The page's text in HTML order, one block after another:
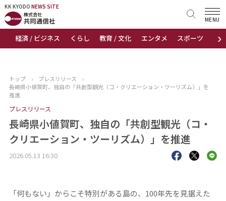
KK KYODO NEWS SITE
›
経済 / ビジネス くらし 教育 / 文化 エンタメ スポーツ 地域
MENU
KK KYODONEWS SITE
トップページ
ニュース
おすすめコンテンツ
出版物
トップ › プレスリリース
›
長崎県小値賀町、独自の「共創型観光（コ・クリエーション・ツーリズム）」を
推進
プレスリリース
長崎県小値賀町、独自の「共創型観光（コ・
クリエーション・ツーリズム）」を推進
2026.05.13 16:30
「何もない」からこそ特別がある島の、100年先を見据えた